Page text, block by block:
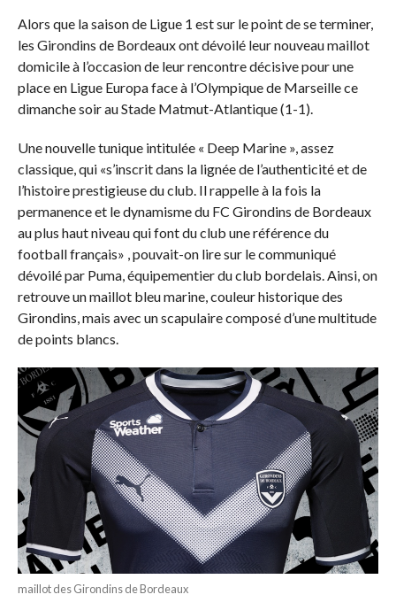
Alors que la saison de Ligue 1 est sur le point de se terminer,
les Girondins de Bordeaux ont dévoilé leur nouveau maillot
domicile à l’occasion de leur rencontre décisive pour une
place en Ligue Europa face à l’Olympique de Marseille ce
dimanche soir au Stade Matmut-Atlantique (1-1).
Une nouvelle tunique intitulée « Deep Marine », assez
classique, qui «s’inscrit dans la lignée de l’authenticité et de
l’histoire prestigieuse du club. Il rappelle à la fois la
permanence et le dynamisme du FC Girondins de Bordeaux
au plus haut niveau qui font du club une référence du
football français» , pouvait-on lire sur le communiqué
dévoilé par Puma, équipementier du club bordelais. Ainsi, on
retrouve un maillot bleu marine, couleur historique des
Girondins, mais avec un scapulaire composé d’une multitude
de points blancs.
maillot des Girondins de Bordeaux